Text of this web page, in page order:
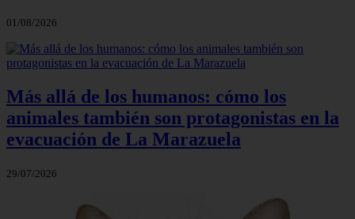
01/08/2026
Más allá de los humanos: cómo los
animales también son protagonistas en la
evacuación de La Marazuela
29/07/2026